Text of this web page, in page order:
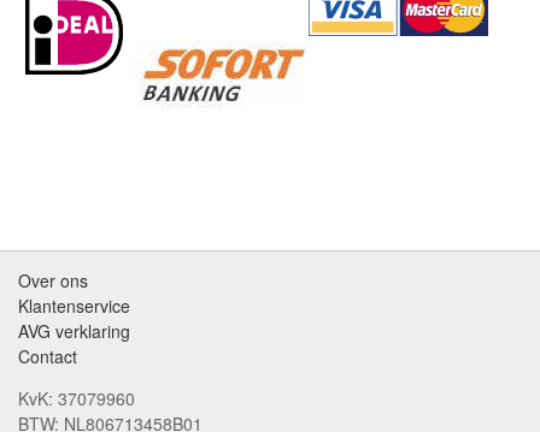
Over ons
Klantenservice
AVG verklaring
Contact
KvK: 37079960
BTW: NL806713458B01